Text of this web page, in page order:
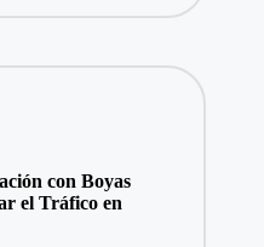
con Boyas
el Tráfico en